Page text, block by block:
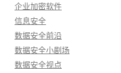
企业加密软件
信息安全
数据安全前沿
数据安全小剧场
数据安全视点